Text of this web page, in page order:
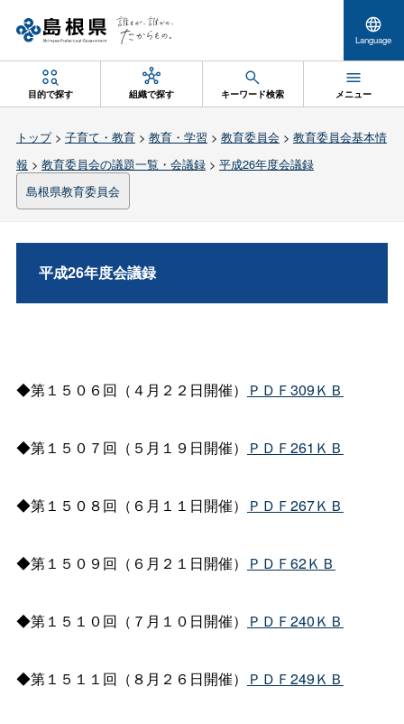
Language
目的で探す 組織で探す キーワード検索 メニュー
トップ> 子育て・教育> 教育・学習 > 教育委員会 > 教育委員会基本情
報 > 教育委員会の議題一覧・会議録> 平成26年度会議録
島根県教育委員会
平成26年度会議録
◆第１５０６回（４月２２日開催） ＰＤＦ309ＫＢ
◆第１５０７回（５月１９日開催） ＰＤＦ261ＫＢ
◆第１５０８回（６月１１日開催） ＰＤＦ267ＫＢ
◆第１５０９回（６月２１日開催） ＰＤＦ62ＫＢ
◆第１５１０回（７月１０日開催） ＰＤＦ240ＫＢ
◆第１５１１回（８月２６日開催） ＰＤＦ249ＫＢ